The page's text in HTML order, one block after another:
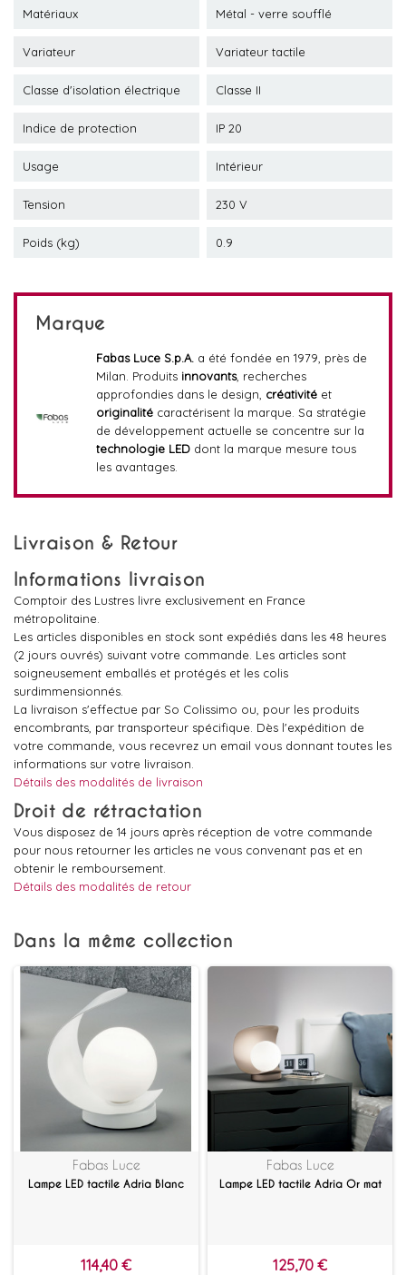
Matériaux Métal - verre soufflé
Variateur Variateur tactile
Classe d'isolation électrique Classe II
Indice de protection IP 20
Usage Intérieur
Tension 230 V
Poids (kg) 0.9
Marque
Fabas Luce S.p.A. a été fondée en 1979, près de
Milan. Produits innovants, recherches
approfondies dans le design, créativitéet
originalitécaractérisent la marque. Sa stratégie
de développement actuelle se concentre sur la
technologie LEDdont la marque mesure tous
les avantages.
Livraison & Retour
Informations livraison
Comptoir des Lustres livre exclusivement en France
métropolitaine.
Les articles disponibles en stock sont expédiés dans les 48 heures
(2 jours ouvrés) suivant votre commande. Les articles sont
soigneusement emballés et protégés et les colis
surdimmensionnés.
La livraison s'effectue par So Colissimo ou, pour les produits
encombrants, par transporteur spécifique. Dès l'expédition de
votre commande, vous recevrez un email vous donnant toutes les
informations sur votre livraison.
Détails des modalités de livraison
Droit de rétractation
Vous disposez de 14 jours après réception de votre commande
pour nous retourner les articles ne vous convenant pas et en
obtenir le remboursement.
Détails des modalités de retour
Dans la même collection
Fabas Luce
Lampe LED tactile Adria Blanc
114,40 €
Fabas Luce
Lampe LED tactile Adria Or mat
125,70 €